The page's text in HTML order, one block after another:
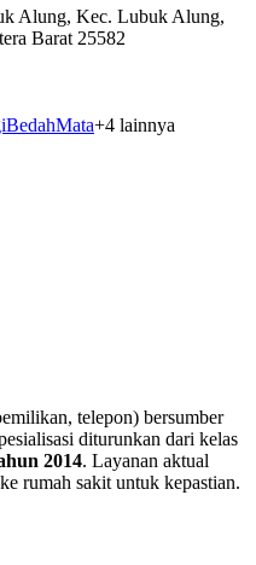
Alung, Kec. Lubuk Alung,
Barat 25582
BedahMata+4 lainnya
telepon) bersumber
diturunkan dari kelas
2014. Layanan aktual
rumah sakit untuk kepastian.